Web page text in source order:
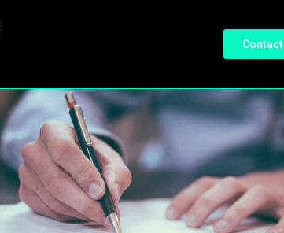
Contact